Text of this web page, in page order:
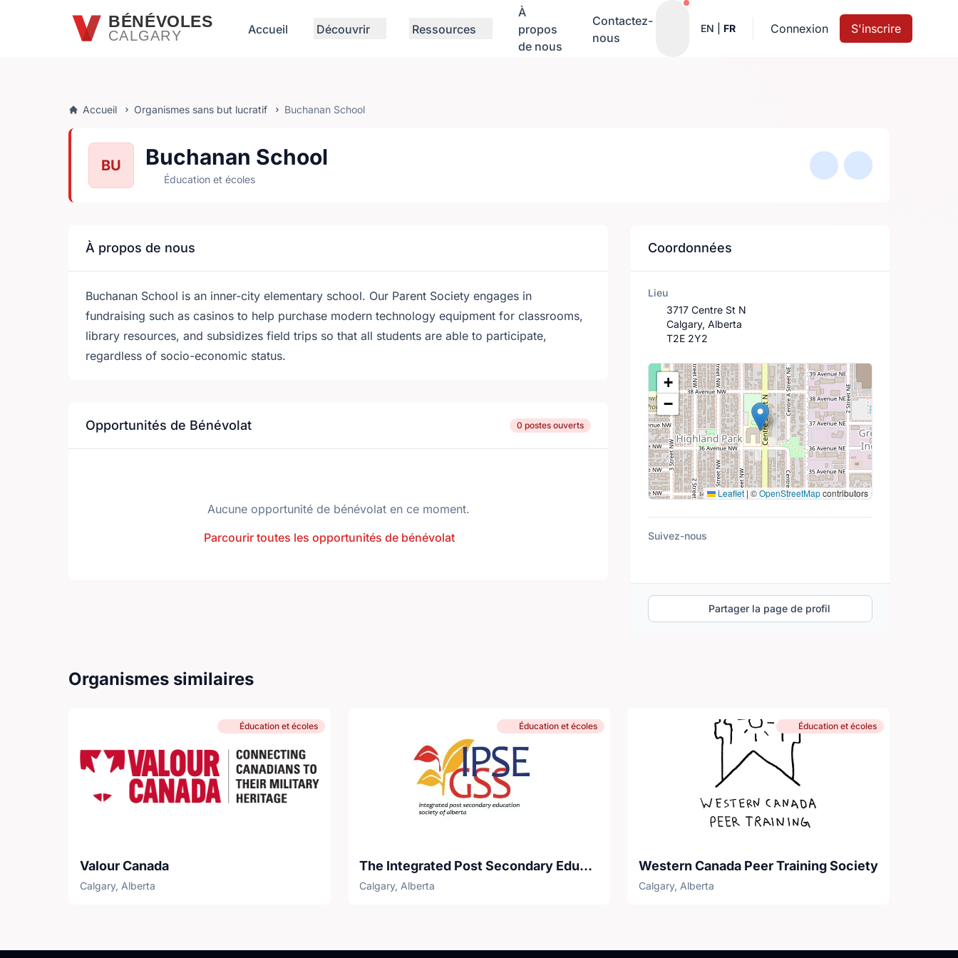
Passer au contenu principalBÉNÉVOLES
CALGARY Accueil Découvrir Ressources
À
propos
de nous
Contactez-
nous
Notifications actives
EN FR Connexion S'inscrire
Accueil Organismes sans but lucratif Buchanan School
BU Buchanan School
Éducation et écoles
À propos de nous
Buchanan School is an inner-city elementary school. Our Parent Society engages in
fundraising such as casinos to help purchase modern technology equipment for classrooms,
library resources, and subsidizes field trips so that all students are able to participate,
regardless of socio-economic status.
Opportunités de Bénévolat 0 postes ouverts
Aucune opportunité de bénévolat en ce moment.
Parcourir toutes les opportunités de bénévolat
Coordonnées
Lieu
3717 Centre St N
Calgary, Alberta
T2E 2Y2
Lieu
+
−
Leaflet | ©OpenStreetMapcontributors
Suivez-nous
Partager la page de profil
Organismes similaires
Éducation et écoles
Valour Canada
Calgary, Alberta
Éducation et écoles
The Integrated Post Secondary Education Sociey of Alberta
Calgary, Alberta
Éducation et écoles
Western Canada Peer Training Society
Calgary, Alberta